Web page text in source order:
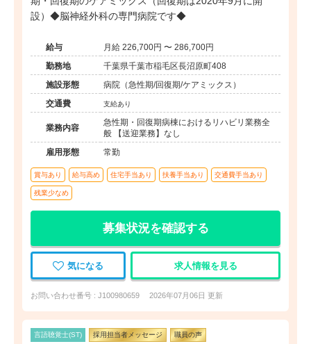
設）◆脳神経外科の専門病院です◆
給与
月給 226,700円 〜 286,700円
勤務地
千葉県千葉市稲毛区長沼原町408
施設形態
病院（急性期/回復期/ケアミックス）
交通費
支給あり
業務内容
急性期・回復期病棟におけるリハビリ業務全
般 【送迎業務】なし
雇用形態
常勤
賞与あり 給与高め 住宅手当あり 扶養手当あり 交通費手当あり
残業少なめ
募集状況を確認する
気になる 求人情報を見る
お問い合わせ番号 : J100980659 2026年07月06日 更新
言語聴覚士(ST) 採用担当者メッセージ 職員の声